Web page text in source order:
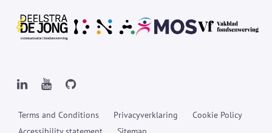
Terms and Conditions Privacyverklaring
Cookie Policy